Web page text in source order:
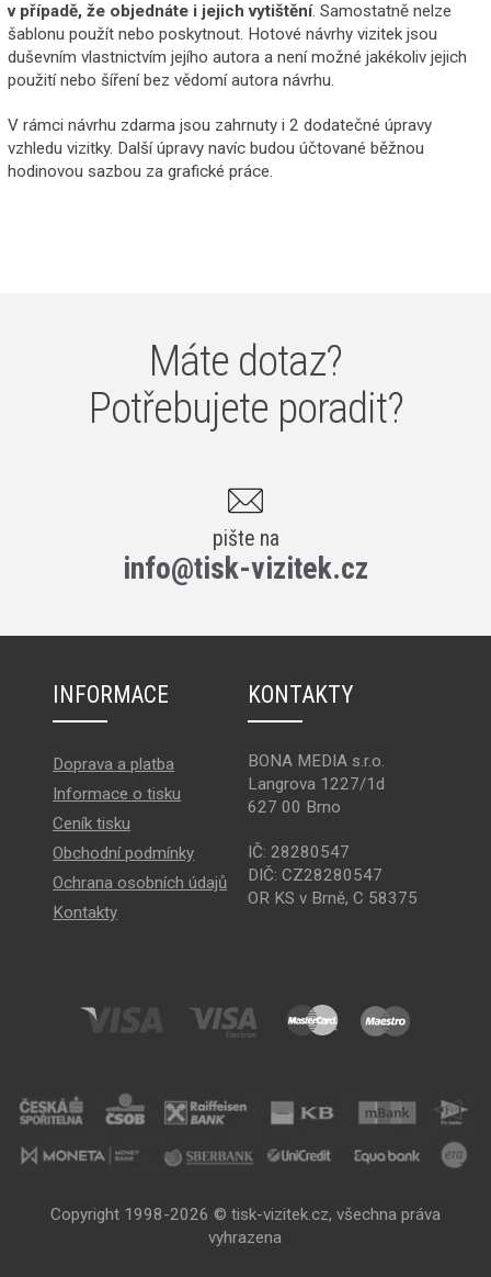
v případě, že objednáte i jejich vytištění. Samostatně nelze
šablonu použít nebo poskytnout. Hotové návrhy vizitek jsou
duševním vlastnictvím jejího autora a není možné jakékoliv jejich
použití nebo šíření bez vědomí autora návrhu.
V rámci návrhu zdarma jsou zahrnuty i 2 dodatečné úpravy
vzhledu vizitky. Další úpravy navíc budou účtované běžnou
hodinovou sazbou za grafické práce.
Máte dotaz?
Potřebujete poradit?
pište na
info@tisk-vizitek.cz
INFORMACE
Doprava a platba
Informace o tisku
Ceník tisku
Obchodní podmínky
Ochrana osobních údajů
Kontakty
KONTAKTY
BONA MEDIA s.r.o.
Langrova 1227/1d
627 00 Brno
IČ: 28280547
DIČ: CZ28280547
OR KS v Brně, C 58375
Copyright 1998-2026 © tisk-vizitek.cz, všechna práva
vyhrazena